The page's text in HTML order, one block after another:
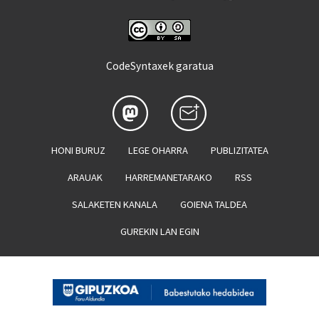
CodeSyntaxek garatua
HONI BURUZ LEGE OHARRA PUBLIZITATEA
ARAUAK HARREMANETARAKO RSS
SALAKETEN KANALA GOIENA TALDEA
GUREKIN LAN EGIN